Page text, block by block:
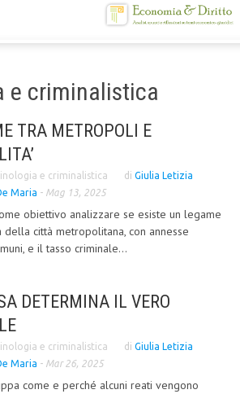
E STATUTO
e criminalistica
TRA METROPOLI E
e criminalistica di Giulia Letizia
Maria - Mag 13, 2025
obiettivo analizzare se esiste un legame
della città metropolitana, con annesse
e il tasso criminale...
DETERMINA IL VERO
e criminalistica di Giulia Letizia
Maria - Mar 26, 2025
come e perché alcuni reati vengono